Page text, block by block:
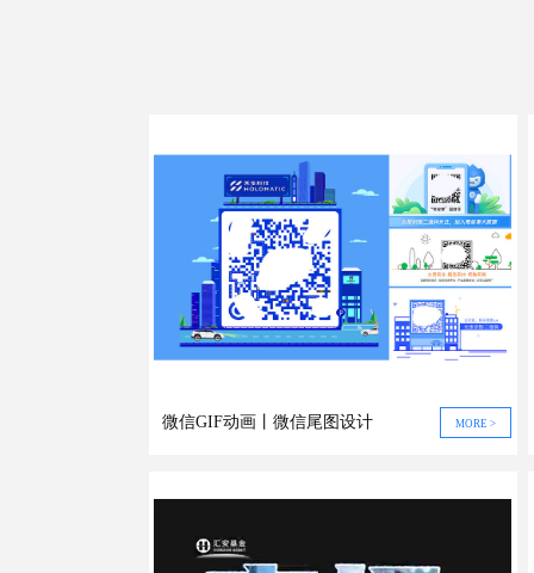
微信GIF动画丨微信尾图设计 MORE >